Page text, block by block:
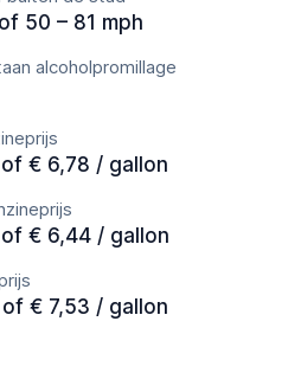
50 – 81 mph
alcoholpromillage
€ 6,78 / gallon
€ 6,44 / gallon
€ 7,53 / gallon